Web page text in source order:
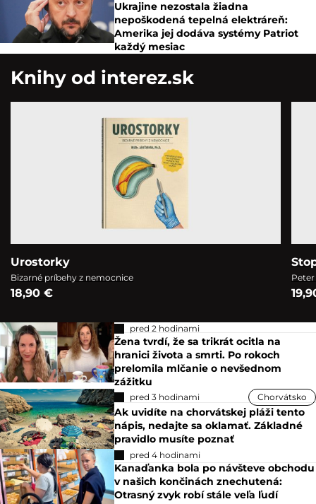
Ukrajine nezostala žiadna
nepoškodená tepelná elektráreň:
Amerika jej dodáva systémy Patriot
každý mesiac
Knihy od interez.sk
Urostorky
Bizarné príbehy z nemocnice
18,90 €
pred 2 hodinami
Žena tvrdí, že sa trikrát ocitla na
hranici života a smrti. Po rokoch
prelomila mlčanie o nevšednom
zážitku
pred 3 hodinami Chorvátsko
Ak uvidíte na chorvátskej pláži tento
nápis, nedajte sa oklamať. Základné
pravidlo musíte poznať
pred 4 hodinami
Kanaďanka bola po návšteve obchodu
v našich končinách znechutená:
Otrasný zvyk robí stále veľa ľudí